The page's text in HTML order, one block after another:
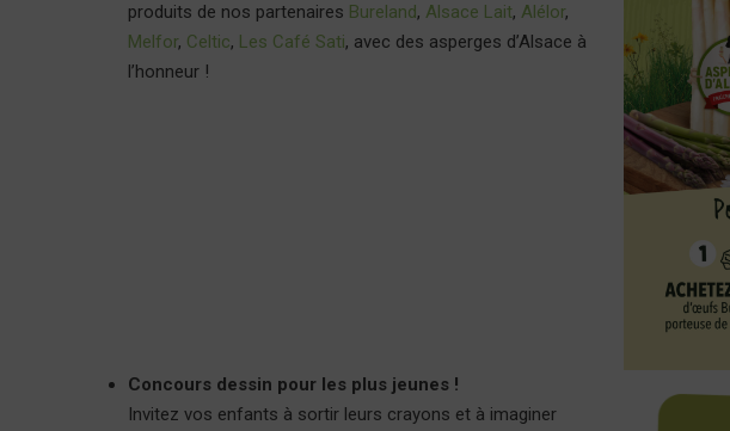
produits de nos partenaires Bureland, Alsace Lait, Alélor,
Melfor, Celtic, Les Café Sati, avec des asperges d’Alsace à
l’honneur !
Concours dessin pour les plus jeunes !
Invitez vos enfants à sortir leurs crayons et à imaginer